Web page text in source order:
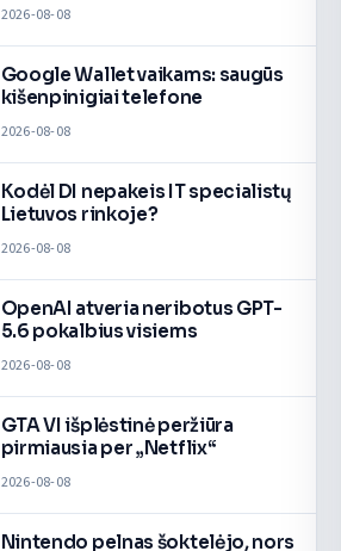
2026-08-08
Google Wallet vaikams: saugūs
kišenpinigiai telefone
2026-08-08
Kodėl DI nepakeis IT specialistų
Lietuvos rinkoje?
2026-08-08
OpenAI atveria neribotus GPT-
5.6 pokalbius visiems
2026-08-08
GTA VI išplėstinė peržiūra
pirmiausia per „Netflix“
2026-08-08
Nintendo pelnas šoktelėjo, nors